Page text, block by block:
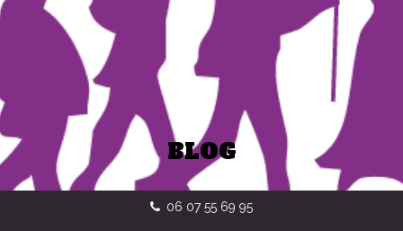
BLOG
06 07 55 69 95